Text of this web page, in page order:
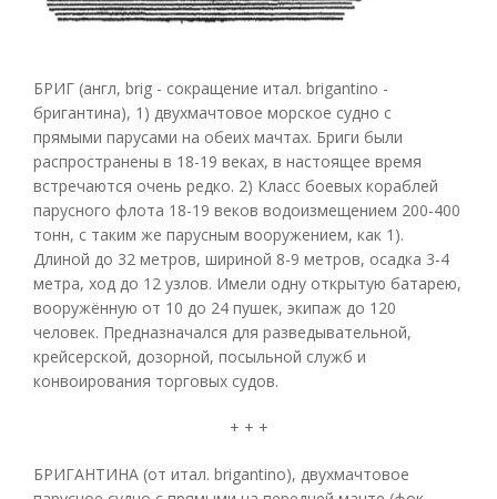
БРИГ (англ, brig - сокращение итал. brigantino -
бригантина), 1) двухмачтовое морское судно с
прямыми парусами на обеих мачтах. Бриги были
распространены в 18-19 веках, в настоящее время
встречаются очень редко. 2) Класс боевых кораблей
парусного флота 18-19 веков водоизмещением 200-400
тонн, с таким же парусным вооружением, как 1).
Длиной до 32 метров, шириной 8-9 метров, осадка 3-4
метра, ход до 12 узлов. Имели одну открытую батарею,
вооружённую от 10 до 24 пушек, экипаж до 120
человек. Предназначался для разведывательной,
крейсерской, дозорной, посыльной служб и
конвоирования торговых судов.
+ + +
БРИГАНТИНА (от итал. brigantino), двухмачтовое